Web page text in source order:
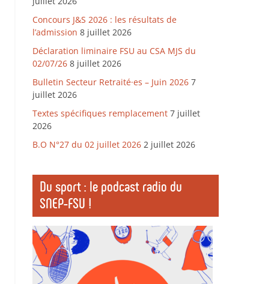
Concours J&S 2026 : les résultats de
l’admission 8 juillet 2026
Déclaration liminaire FSU au CSA MJS du
02/07/26 8 juillet 2026
Bulletin Secteur Retraité·es – Juin 2026 7
juillet 2026
Textes spécifiques remplacement 7 juillet
2026
B.O N°27 du 02 juillet 2026 2 juillet 2026
Du sport : le podcast radio du
SNEP-FSU !